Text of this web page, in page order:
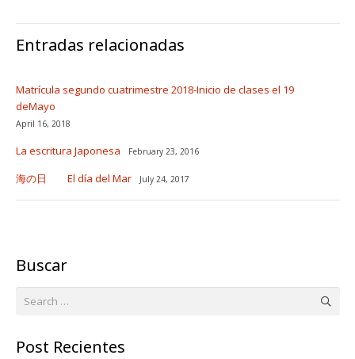
Entradas relacionadas
Matrícula segundo cuatrimestre 2018-Inicio de clases el 19
deMayo
April 16, 2018
La escritura Japonesa February 23, 2016
海の日 El día del Mar July 24, 2017
Buscar
Post Recientes